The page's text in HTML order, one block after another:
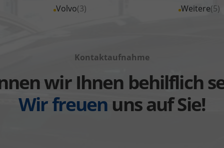
anzeigen
anzeigen
MINI
Nissan
Fahrzeuge
Fahrzeuge
Volvo(3)
Alle
anzeigen
Weitere(5)
Alle
Kontaktaufnahme
wir Ihnen behilflich
Wir freuen uns auf Sie!